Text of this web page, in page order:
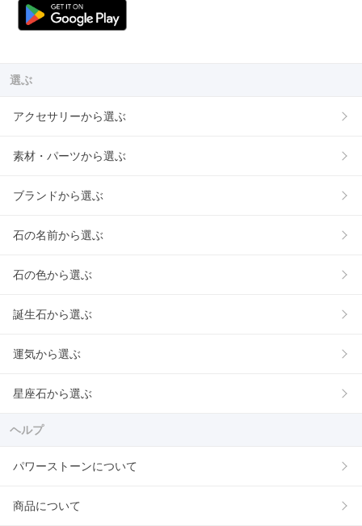
選ぶ
アクセサリーから選ぶ
素材・パーツから選ぶ
ブランドから選ぶ
石の名前から選ぶ
石の色から選ぶ
誕生石から選ぶ
運気から選ぶ
星座石から選ぶ
ヘルプ
パワーストーンについて
商品について